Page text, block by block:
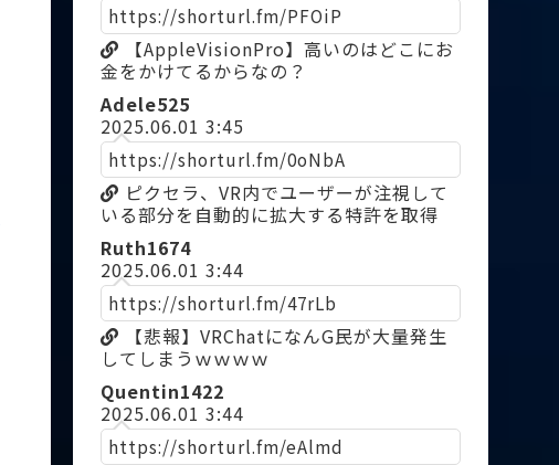
https://shorturl.fm/PFOiP
【AppleVisionPro】高いのはどこにお
金をかけてるからなの？
Adele525
2025.06.01 3:45
https://shorturl.fm/0oNbA
ピクセラ、VR内でユーザーが注視して
いる部分を自動的に拡大する特許を取得
Ruth1674
2025.06.01 3:44
https://shorturl.fm/47rLb
【悲報】VRChatになんG民が大量発生
してしまうｗｗｗｗ
Quentin1422
2025.06.01 3:44
https://shorturl.fm/eAlmd